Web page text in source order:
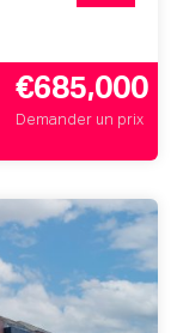
€685,000
Demander un prix